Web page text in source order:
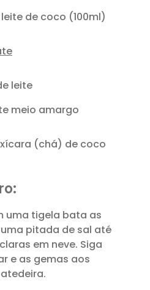
de coco (100ml)
leite
meio amargo
xícara (chá) de coco
uma tigela bata as
pitada de sal até
em neve. Siga
e as gemas aos